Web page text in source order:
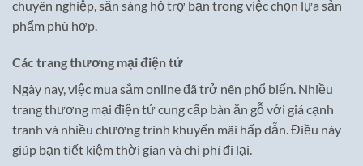
chuyên nghiệp, sẵn sàng hỗ trợ bạn trong việc chọn lựa sản
phẩm phù hợp.
Các trang thương mại điện tử
Ngày nay, việc mua sắm online đã trở nên phổ biến. Nhiều
trang thương mại điện tử cung cấp bàn ăn gỗ với giá cạnh
tranh và nhiều chương trình khuyến mãi hấp dẫn. Điều này
giúp bạn tiết kiệm thời gian và chi phí đi lại.